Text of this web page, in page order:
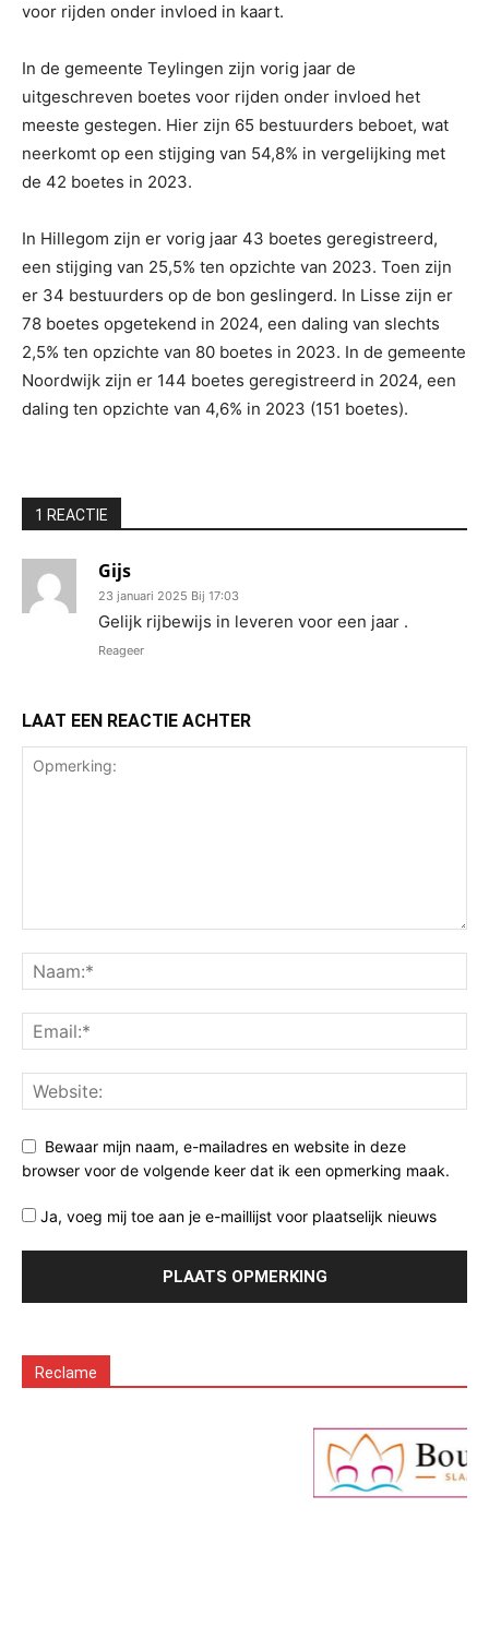
voor rijden onder invloed in kaart.
In de gemeente Teylingen zijn vorig jaar de
uitgeschreven boetes voor rijden onder invloed het
meeste gestegen. Hier zijn 65 bestuurders beboet, wat
neerkomt op een stijging van 54,8% in vergelijking met
de 42 boetes in 2023.
In Hillegom zijn er vorig jaar 43 boetes geregistreerd,
een stijging van 25,5% ten opzichte van 2023. Toen zijn
er 34 bestuurders op de bon geslingerd. In Lisse zijn er
78 boetes opgetekend in 2024, een daling van slechts
2,5% ten opzichte van 80 boetes in 2023. In de gemeente
Noordwijk zijn er 144 boetes geregistreerd in 2024, een
daling ten opzichte van 4,6% in 2023 (151 boetes).
1 REACTIE
Gijs
23 januari 2025 Bij 17:03
Gelijk rijbewijs in leveren voor een jaar .
Reageer
LAAT EEN REACTIE ACHTER
Bewaar mijn naam, e-mailadres en website in deze
browser voor de volgende keer dat ik een opmerking maak.
Ja, voeg mij toe aan je e-maillijst voor plaatselijk nieuws
Reclame